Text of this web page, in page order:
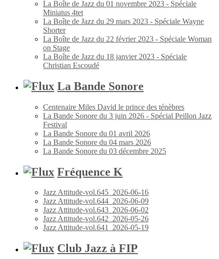
La Boîte de Jazz du 01 novembre 2023 - Spéciale
Miniatus 4tet
La Boîte de Jazz du 29 mars 2023 - Spéciale Wayne
Shorter
La Boîte de Jazz du 22 février 2023 - Spéciale Woman
on Stage
La Boîte de Jazz du 18 janvier 2023 - Spéciale
Christian Escoudé
La Bande Sonore
Centenaire Miles David le prince des ténèbres
La Bande Sonore du 3 juin 2026 - Spécial Peillon Jazz
Festival
La Bande Sonore du 01 avril 2026
La Bande Sonore du 04 mars 2026
La Bande Sonore du 03 décembre 2025
Fréquence K
Jazz Attitude-vol.645_2026-06-16
Jazz Attitude-vol.644_2026-06-09
Jazz Attitude-vol.643_2026-06-02
Jazz Attitude-vol.642_2026-05-26
Jazz Attitude-vol.641_2026-05-19
Club Jazz à FIP